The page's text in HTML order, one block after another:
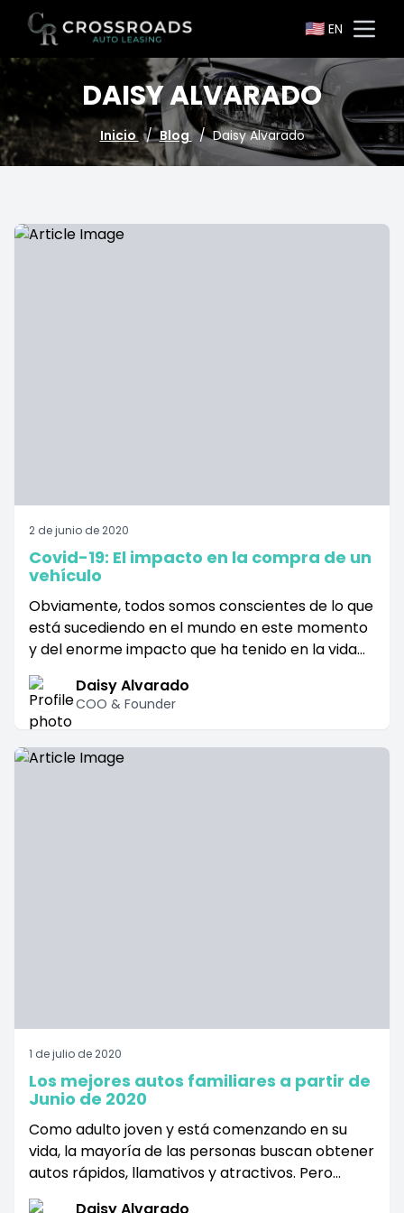
Go to homepage 🇺🇸 EN
page
our Twitter page
DAISY ALVARADO
Inicio / Blog / Daisy Alvarado
2 de junio de 2020
Covid-19: El impacto en la compra de un
vehículo
Obviamente, todos somos conscientes de lo que
está sucediendo en el mundo en este momento
y del enorme impacto que ha tenido en la vida
cotidiana y las empresas. Todos estamos
aprendiendo a vivir una nueva forma de vida y
tenemos que explorar otras opciones para
seguir avanzando. El gobierno ha iniciado planes
para reabrir negocios y asegurarse de que todos
Daisy Alvarado
COO & Founder
1 de julio de 2020
Los mejores autos familiares a partir de
Junio de 2020
Como adulto joven y está comenzando en su
vida, la mayoría de las personas buscan obtener
autos rápidos, llamativos y atractivos. Pero
cuanto más viejo y maduro se vuelve, la gente